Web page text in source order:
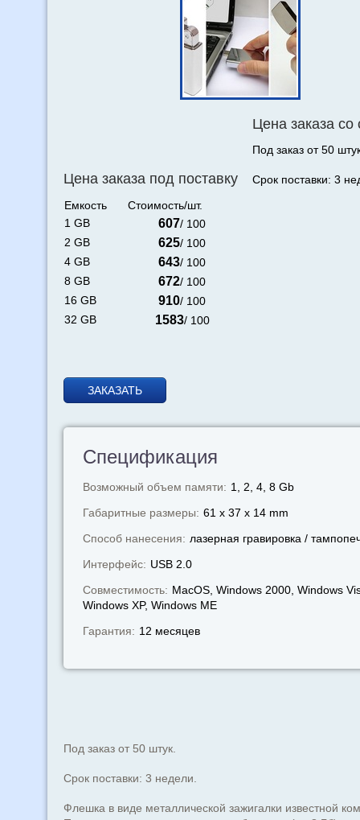
Цена заказа под поставку
Емкость
Стоимость/шт.
1 GB
607/ 100
2 GB
625/ 100
4 GB
643/ 100
8 GB
672/ 100
16 GB
910/ 100
32 GB
1583/ 100
Цена заказа со
Под заказ от 50
Срок поставки: 3
ЗАКАЗАТЬ
Спецификация
Возможный объем памяти: 1, 2, 4, 8 Gb
Габаритные размеры: 61 x 37 x 14 mm
Способ нанесения: лазерная гравировка /
Интерфейс: USB 2.0
Совместимость: MacOS, Windows 2000, Windows
Windows XP, Windows МЕ
Гарантия: 12 месяцев
Под заказ от 50 штук.
Срок поставки: 3 недели.
Флешка в виде металлической зажигалки известной